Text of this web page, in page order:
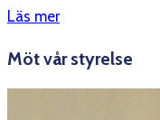
Läs mer
Möt vår styrelse